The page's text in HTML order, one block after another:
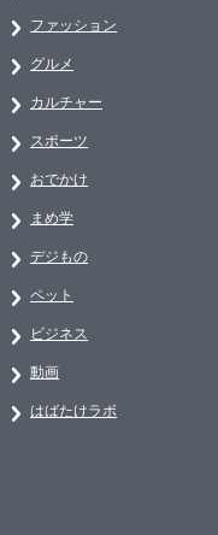
ファッション
グルメ
カルチャー
スポーツ
おでかけ
まめ学
デジもの
ペット
ビジネス
動画
はばたけラボ